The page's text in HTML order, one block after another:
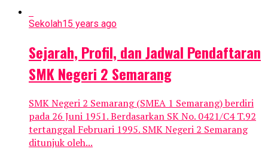
Sekolah15 years ago
Sejarah, Profil, dan Jadwal Pendaftaran
SMK Negeri 2 Semarang
SMK Negeri 2 Semarang (SMEA 1 Semarang) berdiri
pada 26 Juni 1951. Berdasarkan SK No. 0421/C4 T.92
tertanggal Februari 1995. SMK Negeri 2 Semarang
ditunjuk oleh...